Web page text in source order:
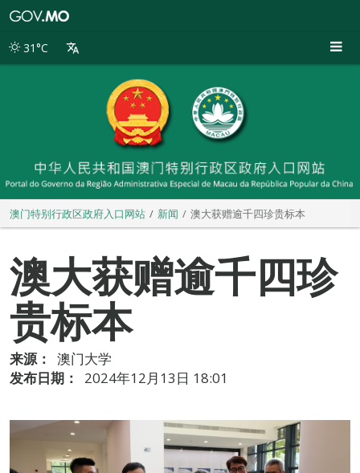
别
31°C
澳门特别行政区政府入口网站 新闻 澳大获赠逾千四珍贵标本
澳大获赠逾千四珍
贵标本
来源：
澳门大学
发布日期：
2024年12月13日 18:01